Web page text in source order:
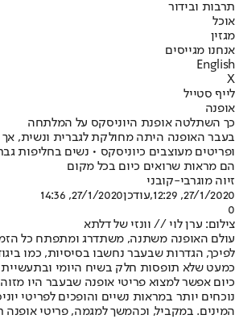
תרבות ובידור
אוכל
מגזין
אנחנו מגייסים
English
X
לייף סטייל
אופנה
כך השתלטה אופנת היוניסקס על המלתחה
בעבר האופנה היתה מחולקת לגברית ונשית,
ופריטים מעוצבים כיוניסקס • נשים בחליפות
הם מראות שרואים כיום בכל מקום
זיוה מוגרבי-קובני
27/1/2020, 12:29
,עודכן27/1/2020, 14:36
0
צילום: ערן לוי // וונזי של דלתא
עולם האופנה משתנה, משתדרג ומתפתח כל
לפיכך, הגדרות שבעבר נחשבו בסיסיות, כמו ביגוד
כמעט שלא תופסות חלק בשיח היומי
כיום אפשר למצוא פריטי אופנה שבעבר היו
נוכחים יותר במראות נשיים והופכים לפריטי
המינים. במקביל, וכהמשך למגמה, פריטי אופנה